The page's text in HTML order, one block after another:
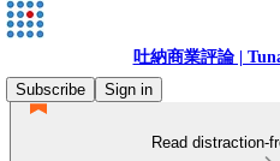
吐納商業評論 |
Subscribe
Sign in
Read distraction-